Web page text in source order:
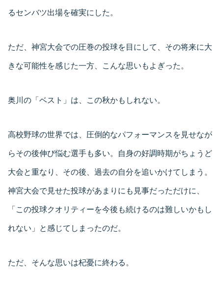
るセンバツ出場を確実にした。
ただ、神宮大会での圧巻の投球を目にして、その将来に大
きな可能性を感じた一方、こんな思いもよぎった。
奥川の「ベスト」は、この秋かもしれない。
高校野球の世界では、圧倒的なパフォーマンスを見せなが
らその後伸び悩む選手も多い。自身の好調時期がちょうど
大会と重なり、その後、過去の自分を追いかけてしまう。
神宮大会で見せた投球があまりにも見事だっただけに、
「この投球クオリティーを今後も続けるのは難しいかもし
れない」と感じてしまったのだ。
ただ、そんな思いは杞憂に終わる。